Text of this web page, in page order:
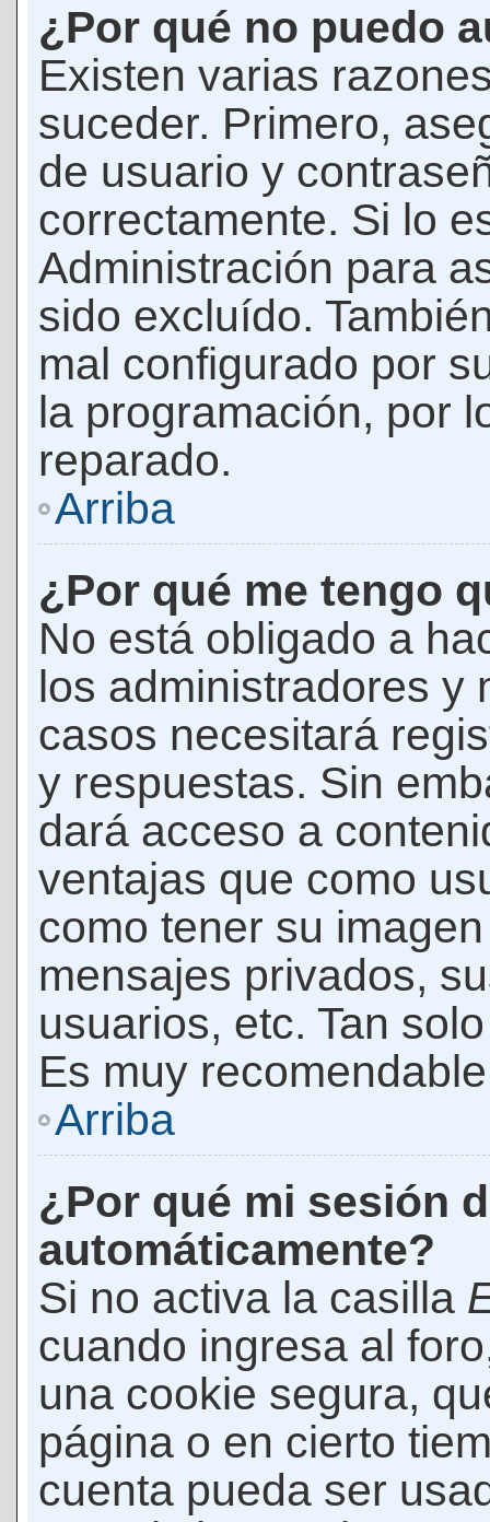
¿Por qué no puedo
Existen varias
suceder. Primero,
de usuario y
correctamente. Si lo
Administración para
sido excluído.
mal configurado por
la programación, por
reparado.
Arriba
¿Por qué me tengo
No está obligado a
los administradores y
casos necesitará
y respuestas. Sin
dará acceso a
ventajas que como
como tener su
mensajes privados,
usuarios, etc. Tan
Es muy
Arriba
¿Por qué mi sesión
automáticamente?
Si no activa la casilla
cuando ingresa al
una cookie segura,
página o en cierto
cuenta pueda ser